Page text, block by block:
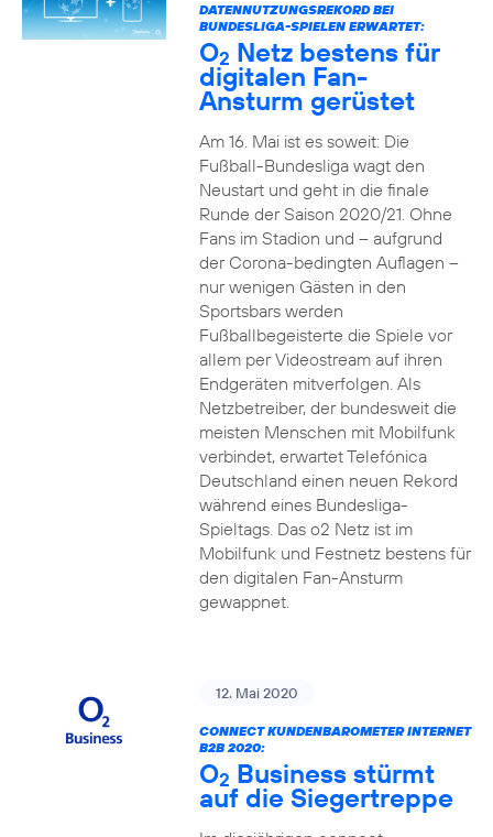
DATENNUTZUNGSREKORD BEI
BUNDESLIGA-SPIELEN ERWARTET:
O2 Netz bestens für
digitalen Fan-
Ansturm gerüstet
Am 16. Mai ist es soweit: Die
Fußball-Bundesliga wagt den
Neustart und geht in die finale
Runde der Saison 2020/21. Ohne
Fans im Stadion und – aufgrund
der Corona-bedingten Auflagen –
nur wenigen Gästen in den
Sportsbars werden
Fußballbegeisterte die Spiele vor
allem per Videostream auf ihren
Endgeräten mitverfolgen. Als
Netzbetreiber, der bundesweit die
meisten Menschen mit Mobilfunk
verbindet, erwartet Telefónica
Deutschland einen neuen Rekord
während eines Bundesliga-
Spieltags. Das o2 Netz ist im
Mobilfunk und Festnetz bestens für
den digitalen Fan-Ansturm
gewappnet.
12. Mai 2020
CONNECT KUNDENBAROMETER INTERNET
B2B 2020:
O2 Business stürmt
auf die Siegertreppe